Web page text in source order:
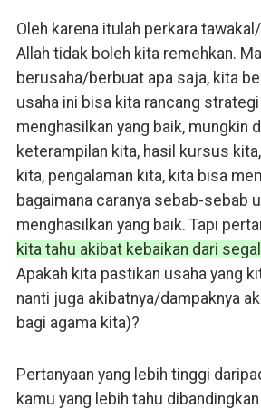
Oleh karena itulah perkara
Allah tidak boleh kita remehkan.
berusaha/berbuat apa saja, kita
usaha ini bisa kita rancang
menghasilkan yang baik, mungkin
keterampilan kita, hasil kursus
kita, pengalaman kita, kita bisa
bagaimana caranya sebab-sebab
menghasilkan yang baik. Tapi
kita tahu akibat kebaikan dari
Apakah kita pastikan usaha yang
nanti juga akibatnya/dampaknya
bagi agama kita)?
Pertanyaan yang lebih tinggi
kamu yang lebih tahu